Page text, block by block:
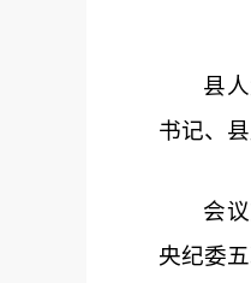
县
书记、
会
央纪委